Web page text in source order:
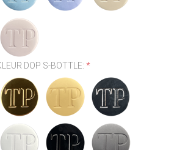
DOP S-BOTTLE:*